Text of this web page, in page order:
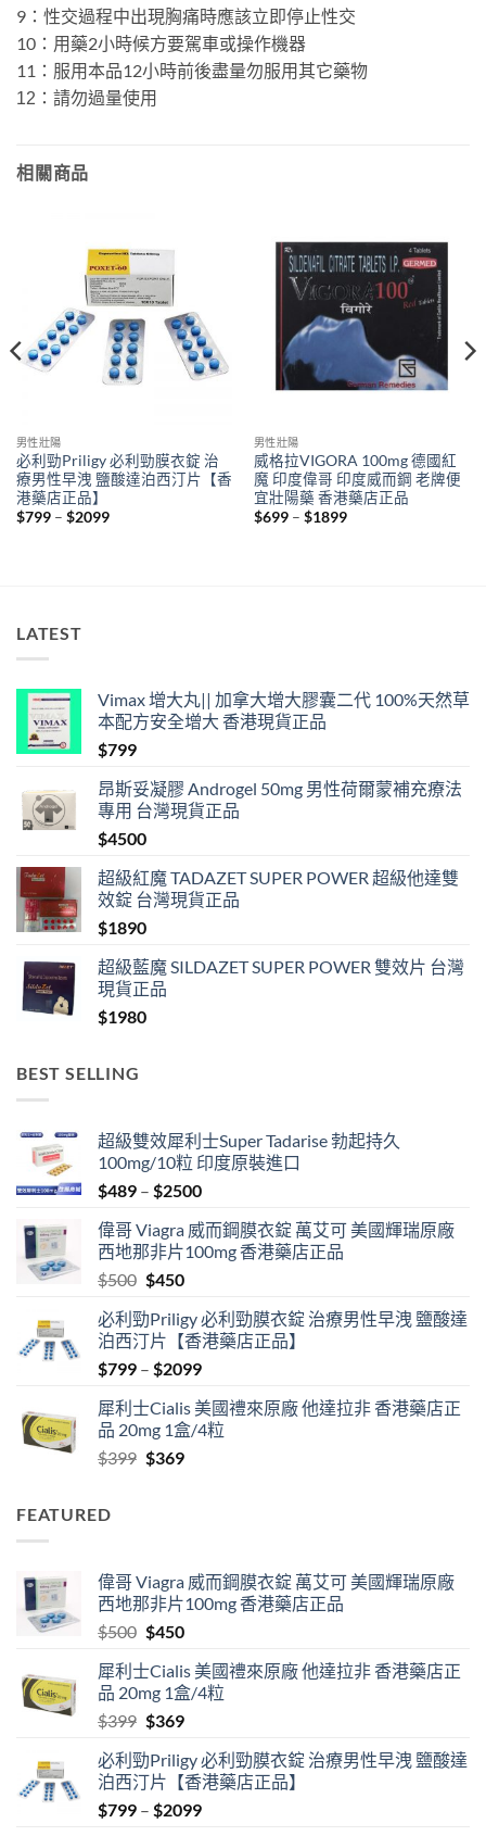
9：性交過程中出現胸痛時應該立即停止性交
10：用藥2小時候方要駕車或操作機器
11：服用本品12小時前後盡量勿服用其它藥物
12：請勿過量使用
相關商品
男性壯陽
必利勁Priligy 必利勁膜衣錠 治
療男性早洩 鹽酸達泊西汀片【香
港藥店正品】
$799 – $2099Price
男性壯陽
威格拉VIGORA 100mg 德國紅
魔 印度偉哥 印度威而鋼 老牌便
宜壯陽藥 香港藥店正品
$699 – $1899Price
LATEST
Vimax 增大丸|| 加拿大增大膠囊二代 100%天然草
本配方安全增大 香港現貨正品
$799
昂斯妥凝膠 Androgel 50mg 男性荷爾蒙補充療法
專用 台灣現貨正品
$4500
超級紅魔 TADAZET SUPER POWER 超級他達雙
效錠 台灣現貨正品
$1890
超級藍魔 SILDAZET SUPER POWER 雙效片 台灣
現貨正品
$1980
BEST SELLING
超級雙效犀利士Super Tadarise 勃起持久
100mg/10粒 印度原裝進口
$489 – $2500Price
$489
through
偉哥 Viagra 威而鋼膜衣錠 萬艾可 美國輝瑞原廠
西地那非片100mg 香港藥店正品
$500 Original
was:
$500.
$450Current
is:
$450.
必利勁Priligy 必利勁膜衣錠 治療男性早洩 鹽酸達
泊西汀片【香港藥店正品】
$799 – $2099Price
$799
through
犀利士Cialis 美國禮來原廠 他達拉非 香港藥店正
品 20mg 1盒/4粒
$399 Original
$369Current
FEATURED
偉哥 Viagra 威而鋼膜衣錠 萬艾可 美國輝瑞原廠
西地那非片100mg 香港藥店正品
$500 Original
was:
$500.
$450Current
is:
$450.
犀利士Cialis 美國禮來原廠 他達拉非 香港藥店正
品 20mg 1盒/4粒
$399 Original
was:
$399.
$369Current
is:
$369.
必利勁Priligy 必利勁膜衣錠 治療男性早洩 鹽酸達
泊西汀片【香港藥店正品】
$799 – $2099Price